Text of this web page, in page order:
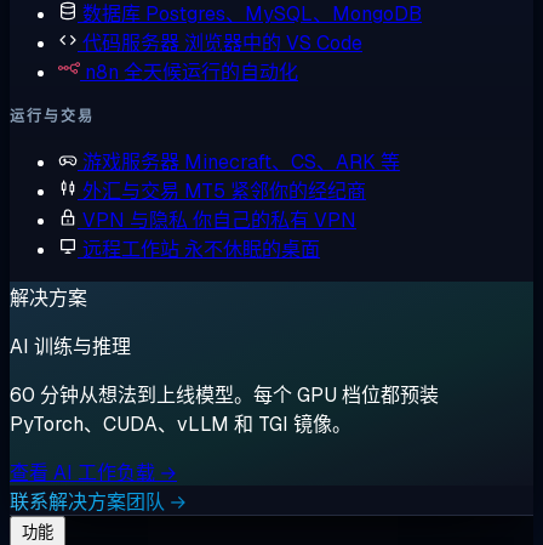
数据库 Postgres、MySQL、MongoDB
代码服务器 浏览器中的 VS Code
n8n 全天候运行的自动化
运行与交易
游戏服务器 Minecraft、CS、ARK 等
外汇与交易 MT5 紧邻你的经纪商
VPN 与隐私 你自己的私有 VPN
远程工作站 永不休眠的桌面
解决方案
AI 训练与推理
60 分钟从想法到上线模型。每个 GPU 档位都预装
PyTorch、CUDA、vLLM 和 TGI 镜像。
查看 AI 工作负载 →
联系解决方案团队 →